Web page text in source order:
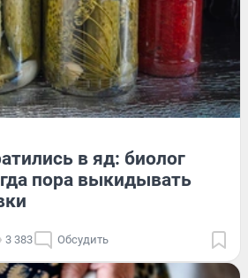
в яд: биолог
пора выкидывать
3 383 Обсудить